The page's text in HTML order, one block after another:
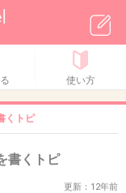
使い方
くトピ
書くトピ
更新：12年前